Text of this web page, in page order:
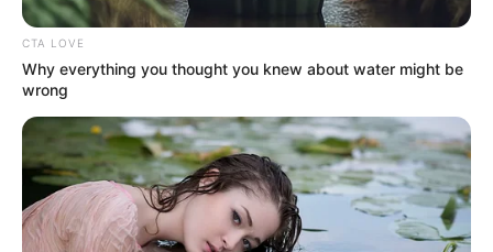
CTA LOVE
Why everything you thought you knew about water might be
wrong